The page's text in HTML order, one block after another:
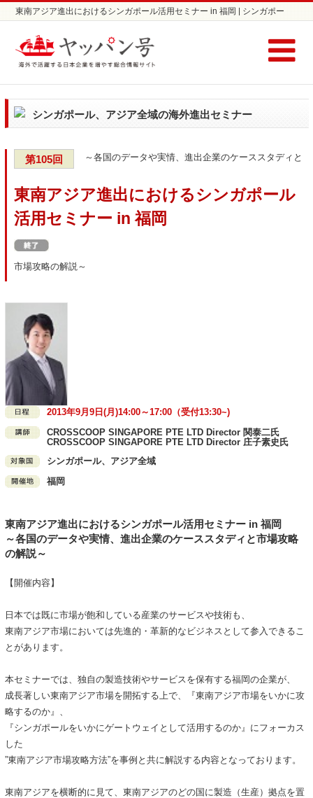
東南アジア進出におけるシンガポール活用セミナー in 福岡 | シンガポー
シンガポール、アジア全域の海外進出セミナー
第105回
東南アジア進出におけるシンガポール
活用セミナー in 福岡
～各国のデータや実情、進出企業のケーススタディと
市場攻略の解説～
2013年9月9日(月)14:00～17:00（受付13:30~)
CROSSCOOP SINGAPORE PTE LTD Director 関泰二氏
CROSSCOOP SINGAPORE PTE LTD Director 庄子素史氏
シンガポール、アジア全域
福岡
東南アジア進出におけるシンガポール活用セミナー in 福岡
～各国のデータや実情、進出企業のケーススタディと市場攻略
の解説～
【開催内容】
日本では既に市場が飽和している産業のサービスや技術も、
東南アジア市場においては先進的・革新的なビジネスとして参入できるこ
とがあります。
本セミナーでは、独自の製造技術やサービスを保有する福岡の企業が、
成長著しい東南アジア市場を開拓する上で、『東南アジア市場をいかに攻
略するのか』、
『シンガポールをいかにゲートウェイとして活用するのか』にフォーカス
した
”東南アジア市場攻略方法”を事例と共に解説する内容となっております。
東南アジアを横断的に見て、東南アジアのどの国に製造（生産）拠点を置